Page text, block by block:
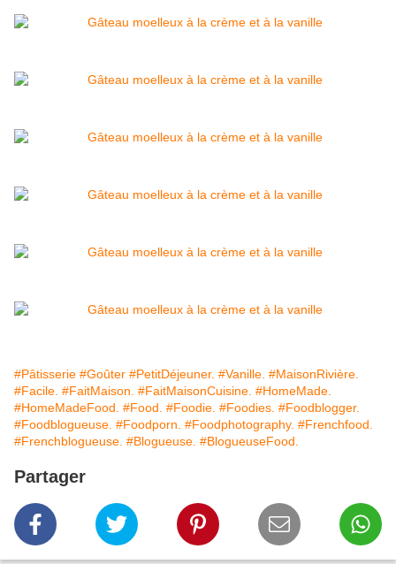
#Pâtisserie #Goûter #PetitDéjeuner. #Vanille. #MaisonRivière.
#Facile. #FaitMaison. #FaitMaisonCuisine. #HomeMade.
#HomeMadeFood. #Food. #Foodie. #Foodies. #Foodblogger.
#Foodblogueuse. #Foodporn. #Foodphotography. #Frenchfood.
#Frenchblogueuse. #Blogueuse. #BlogueuseFood.
Partager